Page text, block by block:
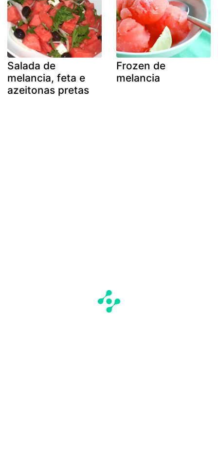
Salada de
melancia, feta e
azeitonas pretas
Frozen de
melancia